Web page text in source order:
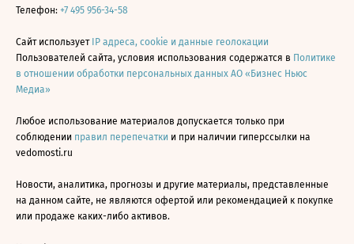
Телефон: +7 495 956-34-58
Сайт использует IP адреса, cookie и данные геолокации
Пользователей сайта, условия использования содержатся в Политике
в отношении обработки персональных данных АО «Бизнес Ньюс
Медиа»
Любое использование материалов допускается только при
соблюдении правил перепечатки и при наличии гиперссылки на
vedomosti.ru
Новости, аналитика, прогнозы и другие материалы, представленные
на данном сайте, не являются офертой или рекомендацией к покупке
или продаже каких-либо активов.